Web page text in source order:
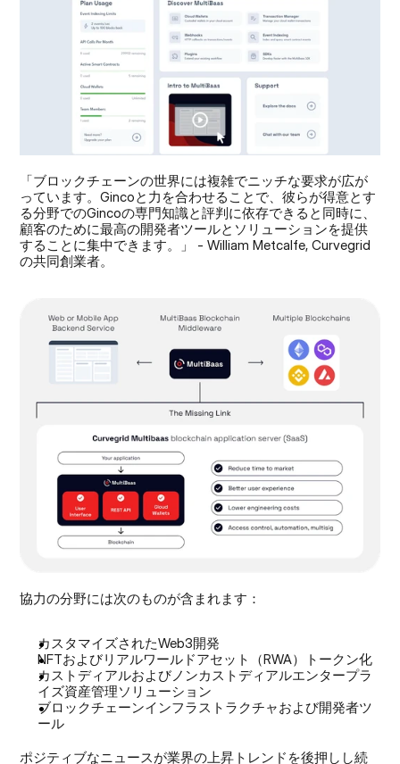
「ブロックチェーンの世界には複雑でニッチな要求が広が
っています。Gincoと力を合わせることで、彼らが得意とす
る分野でのGincoの専門知識と評判に依存できると同時に、
顧客のために最高の開発者ツールとソリューションを提供
することに集中できます。」 - William Metcalfe, Curvegrid
の共同創業者。
協力の分野には次のものが含まれます：
カスタマイズされたWeb3開発
NFTおよびリアルワールドアセット（RWA）トークン化
カストディアルおよびノンカストディアルエンタープラ
イズ資産管理ソリューション
ブロックチェーンインフラストラクチャおよび開発者ツ
ール
ポジティブなニュースが業界の上昇トレンドを後押しし続